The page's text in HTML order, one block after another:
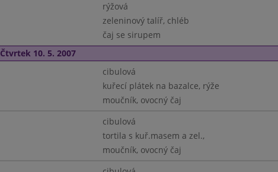
rýžová
zeleninový talíř, chléb
čaj se sirupem
Čtvrtek 10. 5. 2007
cibulová
kuřecí plátek na bazalce, rýže
moučník, ovocný čaj
cibulová
tortila s kuř.masem a zel.,
moučník, ovocný čaj